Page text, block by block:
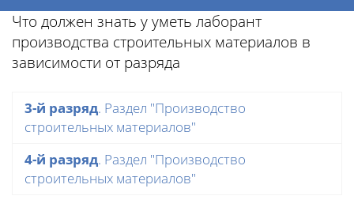
Что должен знать у уметь лаборант
производства строительных материалов в
зависимости от разряда
3-й разряд. Раздел "Производство
строительных материалов"
4-й разряд. Раздел "Производство
строительных материалов"